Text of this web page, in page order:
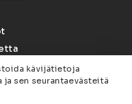
kävijätietoja
ja sen seurantaevästeitä